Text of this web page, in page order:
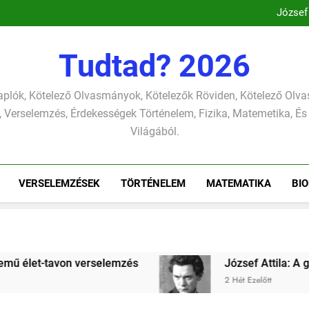
Csokonai Vitéz
Csokonai
Csokonai Vitéz
Csokonai
József
Tudtad? 2026
Kötelező Olvasmányok, Kötelezők Röviden, Kötelező
Verselemzés, Érdekességek Történelem, Fizika, Matemetika,
Világából.
VERSELEMZÉSEK TÖRTÉNELEM MATEMATIKA
József Attila: A gondolkodó szonettje